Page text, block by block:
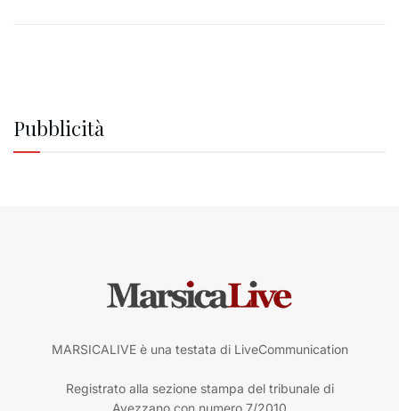
Pubblicità
MARSICALIVE è una testata di LiveCommunication
Registrato alla sezione stampa del tribunale di
Avezzano con numero 7/2010